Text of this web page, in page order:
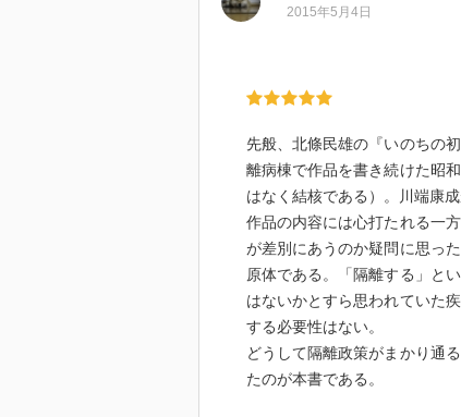
2015年5月4日
先般、北條民雄の『いのちの
離病棟で作品を書き続けた昭
はなく結核である）。川端康
作品の内容には心打たれる一
が差別にあうのか疑問に思っ
原体である。「隔離する」と
はないかとすら思われていた
する必要性はない。
どうして隔離政策がまかり通
たのが本書である。